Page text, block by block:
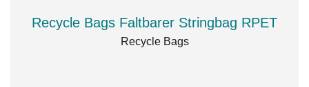
Recycle Bags Faltbarer Stringbag RPET
Recycle Bags